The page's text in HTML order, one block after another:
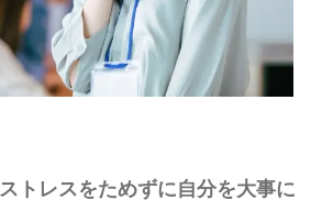
ストレスをためずに自分を大事に